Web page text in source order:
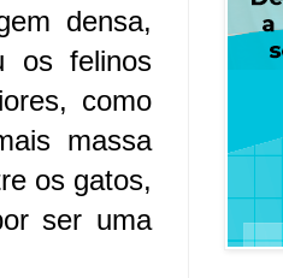
densa,
os felinos
como
massa
os gatos,
ser uma